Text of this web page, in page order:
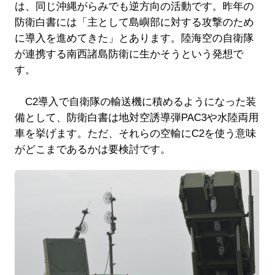
は、同じ沖縄がらみでも逆方向の活動です。昨年の
防衛白書には「主として島嶼部に対する攻撃のため
に導入を進めてきた」とあります。陸海空の自衛隊
が連携する南西諸島防衛に生かそうという発想で
す。
C2導入で自衛隊の輸送機に積めるようになった装
備として、防衛白書は地対空誘導弾PAC3や水陸両用
車を挙げます。ただ、それらの空輸にC2を使う意味
がどこまであるかは要検討です。